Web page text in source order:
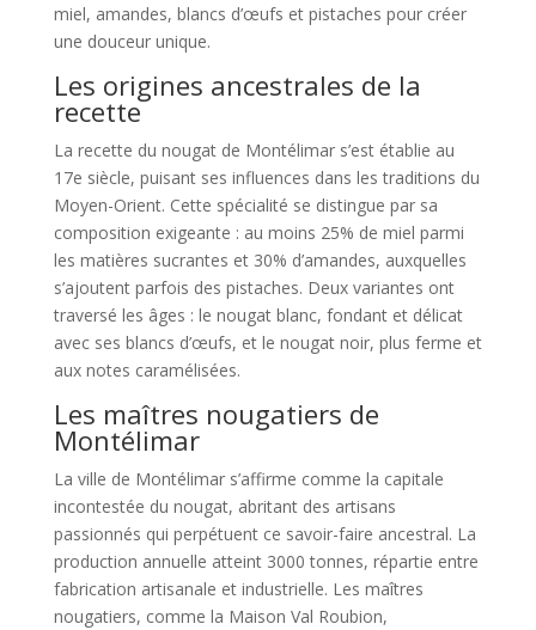
miel, amandes, blancs d’œufs et pistaches pour créer
une douceur unique.
Les origines ancestrales de la
recette
La recette du nougat de Montélimar s’est établie au
17e siècle, puisant ses influences dans les traditions du
Moyen-Orient. Cette spécialité se distingue par sa
composition exigeante : au moins 25% de miel parmi
les matières sucrantes et 30% d’amandes, auxquelles
s’ajoutent parfois des pistaches. Deux variantes ont
traversé les âges : le nougat blanc, fondant et délicat
avec ses blancs d’œufs, et le nougat noir, plus ferme et
aux notes caramélisées.
Les maîtres nougatiers de
Montélimar
La ville de Montélimar s’affirme comme la capitale
incontestée du nougat, abritant des artisans
passionnés qui perpétuent ce savoir-faire ancestral. La
production annuelle atteint 3000 tonnes, répartie entre
fabrication artisanale et industrielle. Les maîtres
nougatiers, comme la Maison Val Roubion,